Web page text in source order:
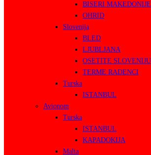
BISERI MAKEDONIJE
OHRID
Slovenija
BLED
LJUBLJANA
OSETITE SLOVENIJU
TERME RADENCI
Turska
ISTANBUL
Avionom
Turska
ISTANBUL
KAPADOKIJA
Malta